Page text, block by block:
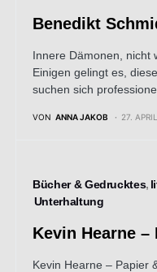
Benedikt
Innere Dämonen, nicht
Einigen gelingt es,
suchen sich
VON ANNA JAKOB 27.
Bücher & Gedrucktes
Unterhaltung
Kevin Hearne
Kevin Hearne – Papier